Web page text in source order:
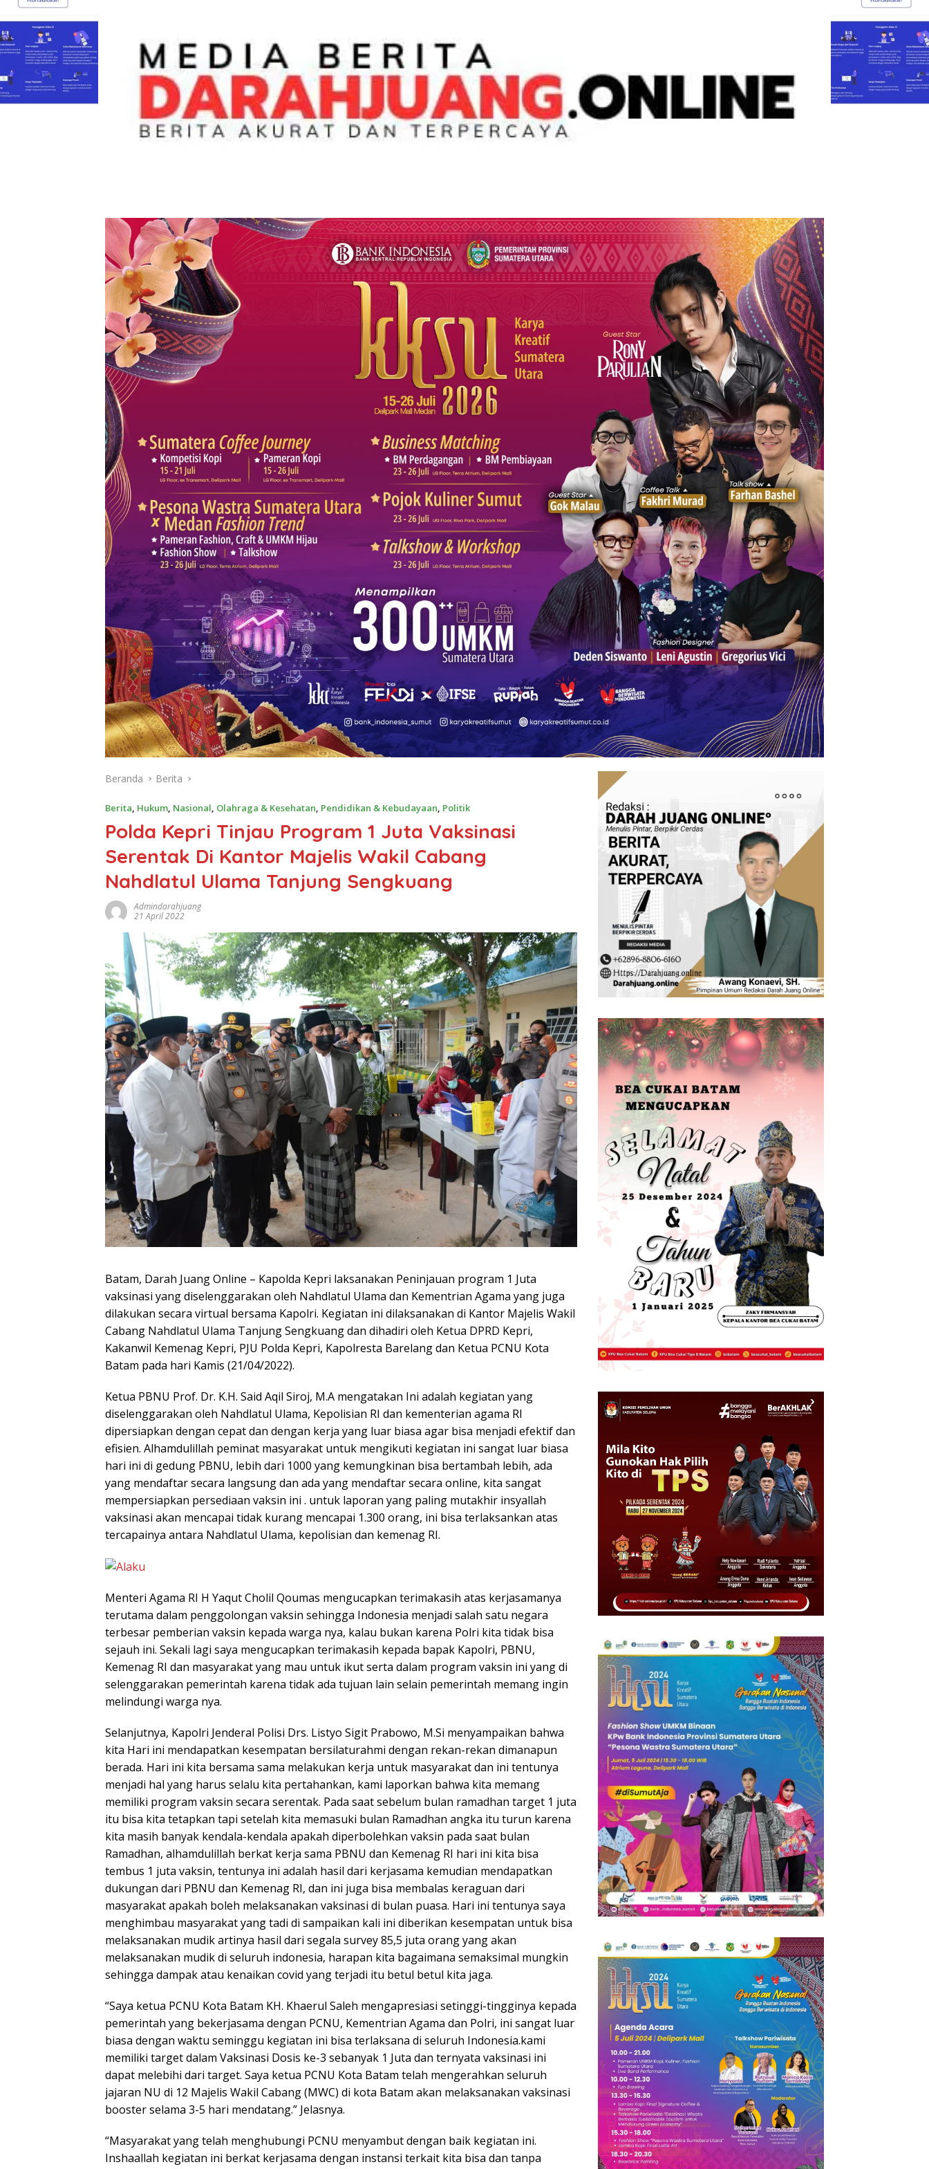
Beranda Berita
Berita, Hukum, Nasional, Olahraga & Kesehatan, Pendidikan & Kebudayaan, Politik
Polda Kepri Tinjau Program 1 Juta Vaksinasi
Serentak Di Kantor Majelis Wakil Cabang
Nahdlatul Ulama Tanjung Sengkuang
Admindarahjuang
21 April 2022
Batam, Darah Juang Online – Kapolda Kepri laksanakan Peninjauan program 1 Juta
vaksinasi yang diselenggarakan oleh Nahdlatul Ulama dan Kementrian Agama yang juga
dilakukan secara virtual bersama Kapolri. Kegiatan ini dilaksanakan di Kantor Majelis Wakil
Cabang Nahdlatul Ulama Tanjung Sengkuang dan dihadiri oleh Ketua DPRD Kepri,
Kakanwil Kemenag Kepri, PJU Polda Kepri, Kapolresta Barelang dan Ketua PCNU Kota
Batam pada hari Kamis (21/04/2022).
Ketua PBNU Prof. Dr. K.H. Said Aqil Siroj, M.A mengatakan Ini adalah kegiatan yang
diselenggarakan oleh Nahdlatul Ulama, Kepolisian RI dan kementerian agama RI
dipersiapkan dengan cepat dan dengan kerja yang luar biasa agar bisa menjadi efektif dan
efisien. Alhamdulillah peminat masyarakat untuk mengikuti kegiatan ini sangat luar biasa
hari ini di gedung PBNU, lebih dari 1000 yang kemungkinan bisa bertambah lebih, ada
yang mendaftar secara langsung dan ada yang mendaftar secara online, kita sangat
mempersiapkan persediaan vaksin ini . untuk laporan yang paling mutakhir insyallah
vaksinasi akan mencapai tidak kurang mencapai 1.300 orang, ini bisa terlaksankan atas
tercapainya antara Nahdlatul Ulama, kepolisian dan kemenag RI.
Menteri Agama RI H Yaqut Cholil Qoumas mengucapkan terimakasih atas kerjasamanya
terutama dalam penggolongan vaksin sehingga Indonesia menjadi salah satu negara
terbesar pemberian vaksin kepada warga nya, kalau bukan karena Polri kita tidak bisa
sejauh ini. Sekali lagi saya mengucapkan terimakasih kepada bapak Kapolri, PBNU,
Kemenag RI dan masyarakat yang mau untuk ikut serta dalam program vaksin ini yang di
selenggarakan pemerintah karena tidak ada tujuan lain selain pemerintah memang ingin
melindungi warga nya.
Selanjutnya, Kapolri Jenderal Polisi Drs. Listyo Sigit Prabowo, M.Si menyampaikan bahwa
kita Hari ini mendapatkan kesempatan bersilaturahmi dengan rekan-rekan dimanapun
berada. Hari ini kita bersama sama melakukan kerja untuk masyarakat dan ini tentunya
menjadi hal yang harus selalu kita pertahankan, kami laporkan bahwa kita memang
memiliki program vaksin secara serentak. Pada saat sebelum bulan ramadhan target 1 juta
itu bisa kita tetapkan tapi setelah kita memasuki bulan Ramadhan angka itu turun karena
kita masih banyak kendala-kendala apakah diperbolehkan vaksin pada saat bulan
Ramadhan, alhamdulillah berkat kerja sama PBNU dan Kemenag RI hari ini kita bisa
tembus 1 juta vaksin, tentunya ini adalah hasil dari kerjasama kemudian mendapatkan
dukungan dari PBNU dan Kemenag RI, dan ini juga bisa membalas keraguan dari
masyarakat apakah boleh melaksanakan vaksinasi di bulan puasa. Hari ini tentunya saya
menghimbau masyarakat yang tadi di sampaikan kali ini diberikan kesempatan untuk bisa
melaksanakan mudik artinya hasil dari segala survey 85,5 juta orang yang akan
melaksanakan mudik di seluruh indonesia, harapan kita bagaimana semaksimal mungkin
sehingga dampak atau kenaikan covid yang terjadi itu betul betul kita jaga.
“Saya ketua PCNU Kota Batam KH. Khaerul Saleh mengapresiasi setinggi-tingginya kepada
pemerintah yang bekerjasama dengan PCNU, Kementrian Agama dan Polri, ini sangat luar
biasa dengan waktu seminggu kegiatan ini bisa terlaksana di seluruh Indonesia.kami
memiliki target dalam Vaksinasi Dosis ke-3 sebanyak 1 Juta dan ternyata vaksinasi ini
dapat melebihi dari target. Saya ketua PCNU Kota Batam telah mengerahkan seluruh
jajaran NU di 12 Majelis Wakil Cabang (MWC) di kota Batam akan melaksanakan vaksinasi
booster selama 3-5 hari mendatang.” Jelasnya.
“Masyarakat yang telah menghubungi PCNU menyambut dengan baik kegiatan ini.
Inshaallah kegiatan ini berkat kerjasama dengan instansi terkait kita bisa dan tanpa